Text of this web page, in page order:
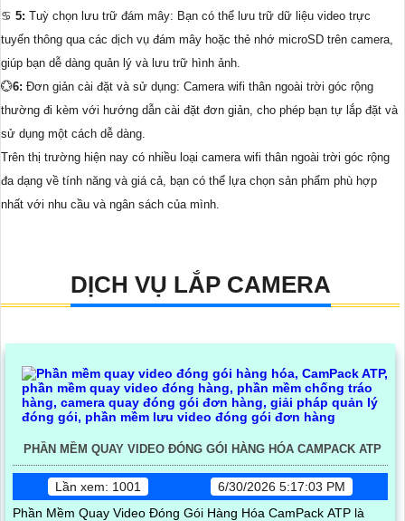
♋ 5: Tuỳ chọn lưu trữ đám mây: Bạn có thể lưu trữ dữ liệu video trực
tuyến thông qua các dịch vụ đám mây hoặc thẻ nhớ microSD trên camera,
giúp bạn dễ dàng quản lý và lưu trữ hình ảnh.
💮6: Đơn giản cài đặt và sử dụng: Camera wifi thân ngoài trời góc rộng
thường đi kèm với hướng dẫn cài đặt đơn giản, cho phép bạn tự lắp đặt và
sử dụng một cách dễ dàng.
Trên thị trường hiện nay có nhiều loại camera wifi thân ngoài trời góc rộng
đa dạng về tính năng và giá cả, bạn có thể lựa chọn sản phẩm phù hợp
nhất với nhu cầu và ngân sách của mình.
DỊCH VỤ LẮP CAMERA
PHẦN MỀM QUAY VIDEO ĐÓNG GÓI HÀNG HÓA CAMPACK ATP
Lần xem: 1001
6/30/2026 5:17:03 PM
Phần Mềm Quay Video Đóng Gói Hàng Hóa CamPack ATP là